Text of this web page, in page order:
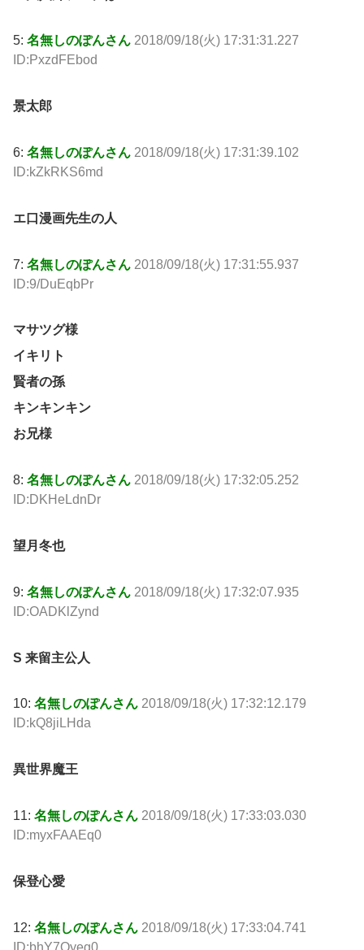
5: 名無しのぽんさん 2018/09/18(火) 17:31:31.227
ID:PxzdFEbod
景太郎
6: 名無しのぽんさん 2018/09/18(火) 17:31:39.102
ID:kZkRKS6md
エ口漫画先生の人
7: 名無しのぽんさん 2018/09/18(火) 17:31:55.937
ID:9/DuEqbPr
マサツグ様
イキリト
賢者の孫
キンキンキン
お兄様
8: 名無しのぽんさん 2018/09/18(火) 17:32:05.252
ID:DKHeLdnDr
望月冬也
9: 名無しのぽんさん 2018/09/18(火) 17:32:07.935
ID:OADKlZynd
S 来留主公人
10: 名無しのぽんさん 2018/09/18(火) 17:32:12.179
ID:kQ8jiLHda
異世界魔王
11: 名無しのぽんさん 2018/09/18(火) 17:33:03.030
ID:myxFAAEq0
保登心愛
12: 名無しのぽんさん 2018/09/18(火) 17:33:04.741
ID:bhY7Qyeg0